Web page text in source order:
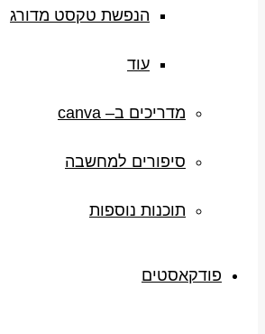
הנפשת טקסט מדורג
עוד
מדריכים ב– canva
סיפורים למחשבה
תוכנות נוספות
פודקאסטים